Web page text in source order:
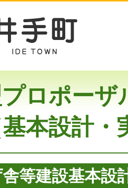
ロポーザ
本設計・
等建設基本設